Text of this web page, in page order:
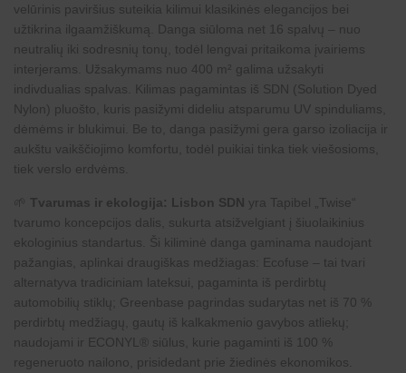
velūrinis paviršius suteikia kilimui klasikinės elegancijos bei
užtikrina ilgaamžiškumą. Danga siūloma net 16 spalvų – nuo
neutralių iki sodresnių tonų, todėl lengvai pritaikoma įvairiems
interjerams. Užsakymams nuo 400 m² galima užsakyti
indivdualias spalvas. Kilimas pagamintas iš SDN (Solution Dyed
Nylon) pluošto, kuris pasižymi dideliu atsparumu UV spinduliams,
dėmėms ir blukimui. Be to, danga pasižymi gera garso izoliacija ir
aukštu vaikščiojimo komfortu, todėl puikiai tinka tiek viešosioms,
tiek verslo erdvėms.
🌱 Tvarumas ir ekologija: Lisbon SDN yra Tapibel „Twise“
tvarumo koncepcijos dalis, sukurta atsižvelgiant į šiuolaikinius
ekologinius standartus. Ši kiliminė danga gaminama naudojant
pažangias, aplinkai draugiškas medžiagas: Ecofuse – tai tvari
alternatyva tradiciniam lateksui, pagaminta iš perdirbtų
automobilių stiklų; Greenbase pagrindas sudarytas net iš 70 %
perdirbtų medžiagų, gautų iš kalkakmenio gavybos atliekų;
naudojami ir ECONYL® siūlus, kurie pagaminti iš 100 %
regeneruoto nailono, prisidedant prie žiedinės ekonomikos.